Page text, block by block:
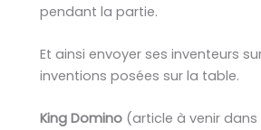
pendant la partie.
Et ainsi envoyer ses inventeurs
inventions posées sur la table.
King Domino (article à venir dans